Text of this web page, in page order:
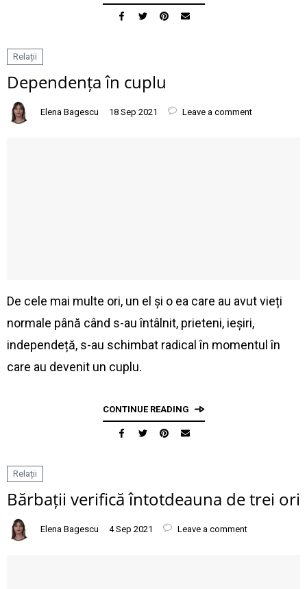
Relații
Dependența în cuplu
Elena Bagescu 18 Sep 2021 Leave a comment
De cele mai multe ori, un el și o ea care au avut vieți
normale până când s-au întâlnit, prieteni, ieșiri,
independeță, s-au schimbat radical în momentul în
care au devenit un cuplu.
CONTINUE READING
Relații
Bărbații verifică întotdeauna de trei ori
Elena Bagescu 4 Sep 2021 Leave a comment